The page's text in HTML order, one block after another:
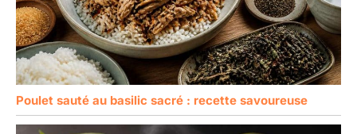
Poulet sauté au basilic sacré : recette savoureuse